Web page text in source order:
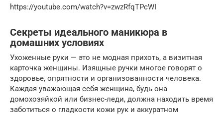
https://youtube.com/watch?v=zwzRfqTPcWI
Секреты идеального маникюра в
домашних условиях
Ухоженные руки — это не модная прихоть, а визитная
карточка женщины. Изящные ручки многое говорят о
здоровье, опрятности и организованности человека.
Каждая уважающая себя женщина, будь она
домохозяйкой или бизнес-леди, должна находить время
заботиться о гладкости кожи рук и аккуратном